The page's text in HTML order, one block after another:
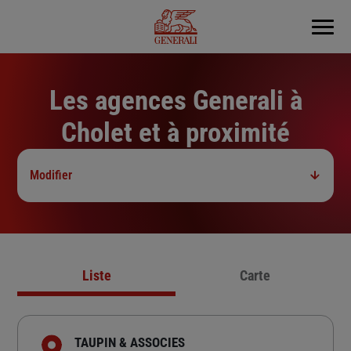
Menu
Les agences Generali à
Cholet et à proximité
Modifier
Liste Carte
TAUPIN & ASSOCIES